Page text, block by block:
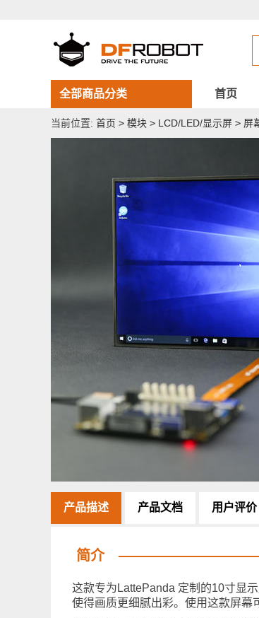
LattePanda
全部商品分类 首页
当前位置: 首页 > 模块 > LCD/LED/显示屏 > 屏
产品描述 产品文档 用户评价
简介
这款专为LattePanda 定制的10寸显
使得画质更细腻出彩。使用这款屏幕